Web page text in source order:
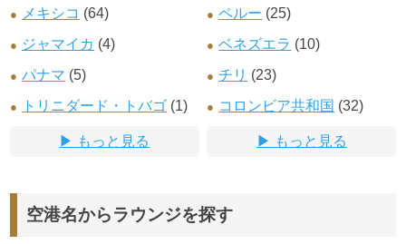
メキシコ (64)
ジャマイカ (4)
パナマ (5)
トリニダード・トバゴ (1)
もっと見る
ペルー (25)
ベネズエラ (10)
チリ (23)
コロンビア共和国 (32)
もっと見る
空港名からラウンジを探す